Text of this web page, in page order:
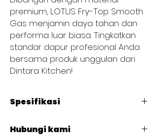
premium, LOTUS Fry-Top Smooth
Gas menjamin daya tahan dan
performa luar biasa. Tingkatkan
standar dapur profesional Anda
bersama produk unggulan dari
Dintara Kitchen!
Spesifikasi
L : 400
Hubungi kami